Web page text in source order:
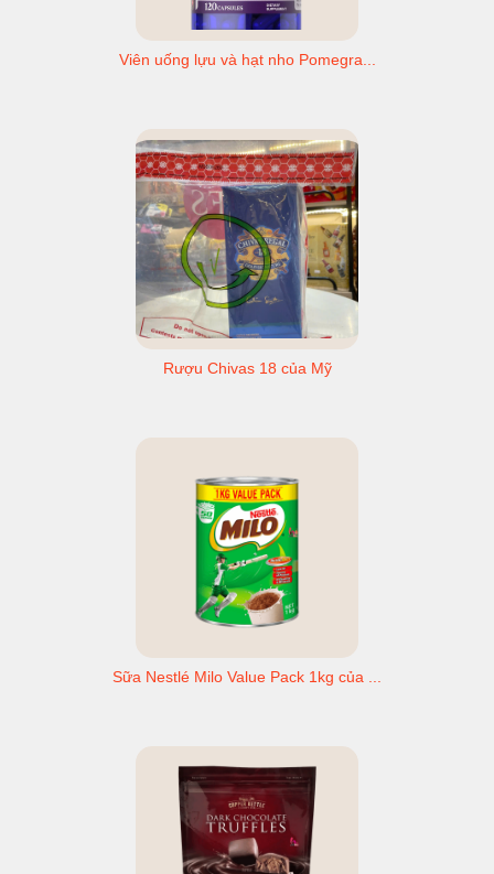
Viên uống lựu và hạt nho Pomegra...
Rượu Chivas 18 của Mỹ
Sữa Nestlé Milo Value Pack 1kg của ...